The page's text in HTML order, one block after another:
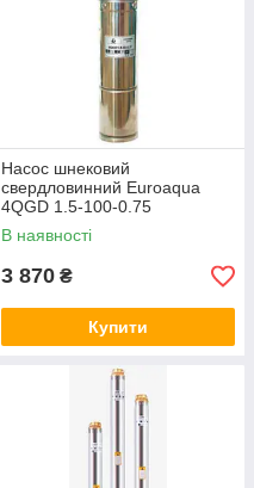
Насос шнековий
свердловинний Euroaqua
4QGD 1.5-100-0.75
В наявності
3 870 ₴
Купити